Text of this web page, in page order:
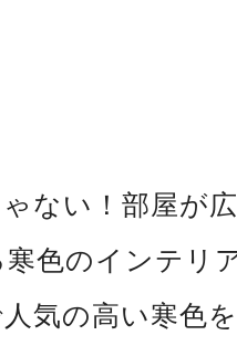
ない！部屋が
色のインテリ
気の高い寒色